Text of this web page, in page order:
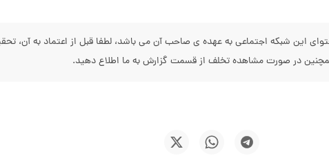
این شبکه اجتماعی به عهده ی صاحب آن می باشد، لطفا قبل از اعتماد به آن،
در صورت مشاهده تخلف از قسمت گزارش به ما اطلاع دهید.